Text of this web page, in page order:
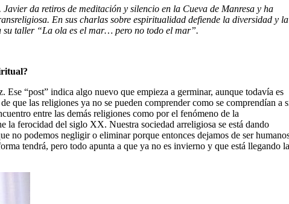
da retiros de meditación y silencio en la Cueva de Manresa y ha
En sus charlas sobre espiritualidad defiende la diversidad y la
su taller “La ola es el mar… pero no todo el mar”.
“post” indica algo nuevo que empieza a germinar, aunque todavía es
que las religiones ya no se pueden comprender como se comprendían a
entre las demás religiones como por el fenómeno de la
la ferocidad del siglo XX. Nuestra sociedad arreligiosa se está dando
no podemos negligir o eliminar porque entonces dejamos de ser
tendrá, pero todo apunta a que ya no es invierno y que está llegando la